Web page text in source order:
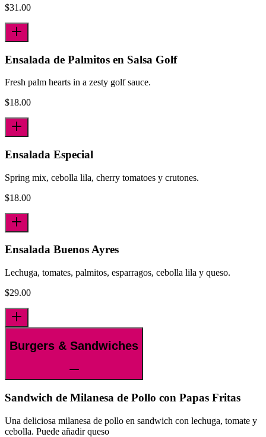
$31.00
Ensalada de Palmitos en Salsa Golf
Fresh palm hearts in a zesty golf sauce.
$18.00
Ensalada Especial
Spring mix, cebolla lila, cherry tomatoes y crutones.
$18.00
Ensalada Buenos Ayres
Lechuga, tomates, palmitos, esparragos, cebolla lila y queso.
$29.00
Burgers & Sandwiches
Sandwich de Milanesa de Pollo con Papas Fritas
Una deliciosa milanesa de pollo en sandwich con lechuga, tomate y
cebolla. Puede añadir queso